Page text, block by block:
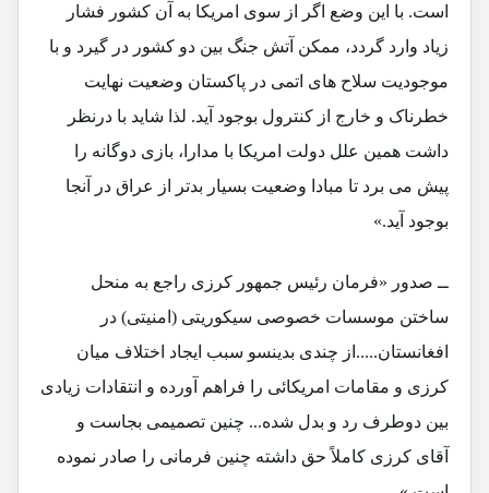
است. با این وضع اگر از سوی امریکا به آن کشور فشار
زیاد وارد گردد، ممکن آتش جنگ بین دو کشور در گیرد و با
موجودیت سلاح های اتمی در پاکستان وضعیت نهایت
خطرناک و خارج از کنترول بوجود آید. لذا شاید با درنظر
داشت همین علل دولت امریکا با مدارا، بازی دوگانه را
پیش می برد تا مبادا وضعیت بسیار بدتر از عراق در آنجا
بوجود آید.»
ــ صدور «فرمان رئیس جمهور کرزی راجع به منحل
ساختن موسسات خصوصی سیکوریتی (امنیتی) در
افغانستان.....از چندی بدینسو سبب ایجاد اختلاف میان
کرزی و مقامات امریکائی را فراهم آورده و انتقادات زیادی
بین دوطرف رد و بدل شده... چنین تصمیمی بجاست و
آقای کرزی کاملاً حق داشته چنین فرمانی را صادر نموده